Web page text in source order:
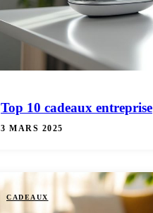
Top 10 cadeaux entreprise
3 MARS 2025
CADEAUX